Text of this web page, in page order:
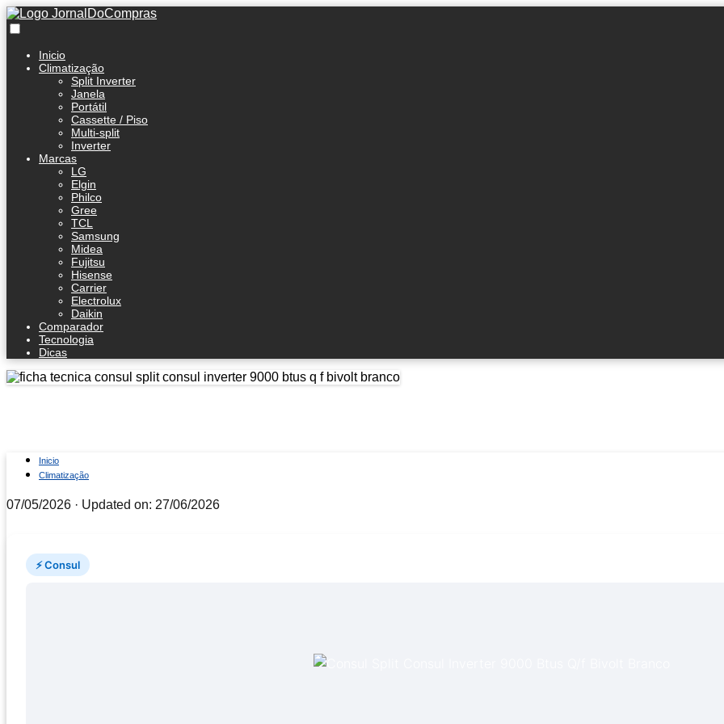
Inicio
Climatização
Split Inverter
Janela
Portátil
Cassette / Piso
Multi-split
Inverter
Marcas
LG
Elgin
Philco
Gree
TCL
Samsung
Midea
Fujitsu
Hisense
Carrier
Electrolux
Daikin
Comparador
Tecnologia
Dicas
Inicio
Climatização
07/05/2026 · Updated on: 27/06/2026
⚡ Consul